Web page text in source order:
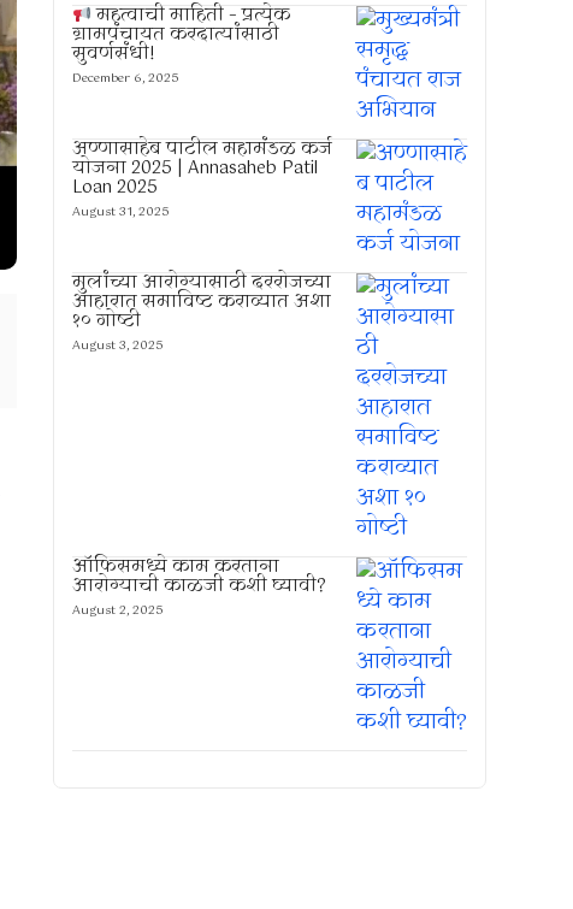
महत्वाची माहिती – प्रत्येक
ग्रामपंचायत करदात्यांसाठी
सुवर्णसंधी!
December 6, 2025
अण्णासाहेब पाटील महामंडळ कर्ज
योजना 2025 | Annasaheb Patil
Loan 2025
August 31, 2025
मुलांच्या आरोग्यासाठी दररोजच्या
आहारात समाविष्ट कराव्यात अशा
१० गोष्टी
August 3, 2025
ऑफिसमध्ये काम करताना
आरोग्याची काळजी कशी घ्यावी?
August 2, 2025